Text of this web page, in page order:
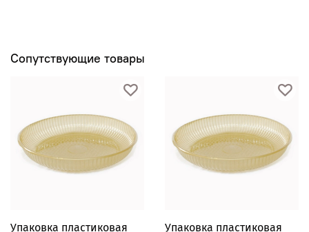
Сопутствующие товары
Упаковка пластиковая Упаковка пластиковая